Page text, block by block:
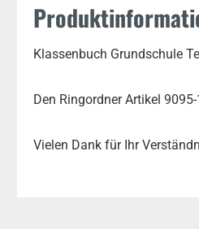
Klassenbuch Grundschule
Den Ringordner Artikel
Vielen Dank für Ihr